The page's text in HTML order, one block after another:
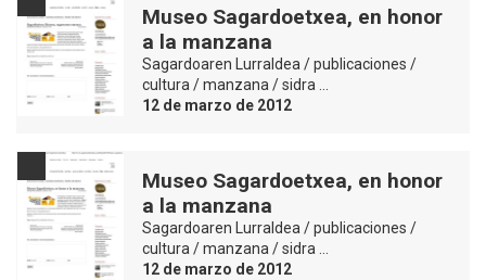
Museo Sagardoetxea, en honor
a la manzana
Sagardoaren Lurraldea / publicaciones /
cultura / manzana / sidra …
12 de marzo de 2012
Museo Sagardoetxea, en honor
a la manzana
Sagardoaren Lurraldea / publicaciones /
cultura / manzana / sidra …
12 de marzo de 2012